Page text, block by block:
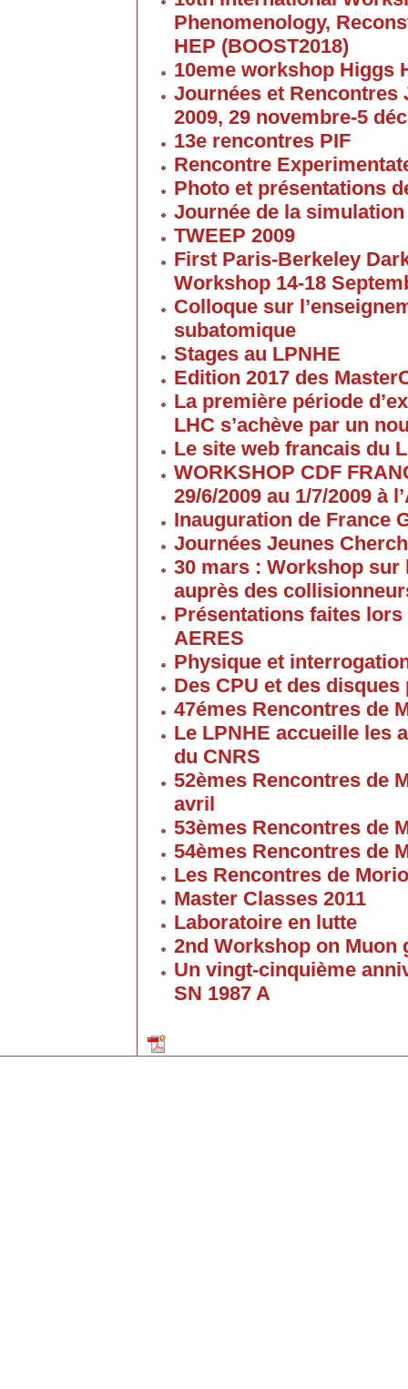
Phenomenology,
HEP (BOOST2018)
10eme workshop Higgs
Journées et Rencontres
2009, 29 novembre-5
13e rencontres PIF
Rencontre
Photo et présentations
Journée de la simulation
TWEEP 2009
First Paris-Berkeley
Workshop 14-18
Colloque sur
subatomique
Stages au LPNHE
Edition 2017 des
La première période
LHC s’achève par un
Le site web francais du
WORKSHOP CDF
29/6/2009 au 1/7/2009 à
Inauguration de France
Journées Jeunes
30 mars : Workshop
auprès des
Présentations faites
AERES
Physique et
Des CPU et des
47émes Rencontres de
Le LPNHE accueille les
du CNRS
52èmes Rencontres de
avril
53èmes Rencontres de
54èmes Rencontres de
Les Rencontres de
Master Classes 2011
Laboratoire en lutte
2nd Workshop on Muon
Un vingt-cinquième
SN 1987 A